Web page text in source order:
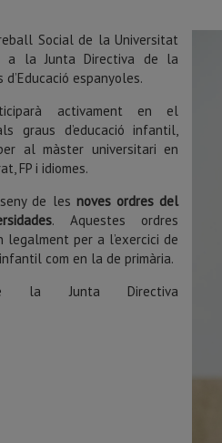
Social de la Universitat
a la Junta Directiva de la
espanyoles.
activament en el
graus d’educació infantil,
al màster universitari en
FP i idiomes.
de les noves ordres del
. Aquestes ordres
per a l’exercici de
com en la de primària.
la Junta Directiva